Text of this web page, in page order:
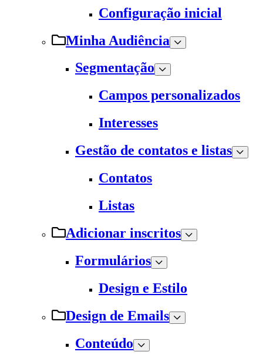
Configuração inicial
Minha Audiência
Segmentação
Campos personalizados
Interesses
Gestão de contatos e listas
Contatos
Listas
Adicionar inscritos
Formulários
Design e Estilo
Design de Emails
Conteúdo